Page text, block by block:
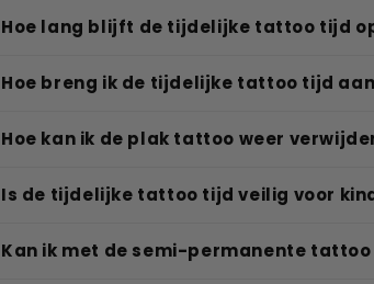
Hoe lang blijft de tijdelijke tattoo tijd
Hoe breng ik de tijdelijke tattoo tijd
Hoe kan ik de plak tattoo weer
Is de tijdelijke tattoo tijd veilig voor
Kan ik met de semi-permanente tattoo